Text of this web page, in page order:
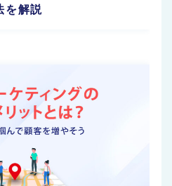
を解説